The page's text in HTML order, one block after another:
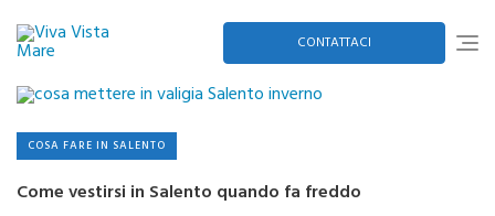
content CONTATTACI
COSA FARE IN SALENTO
Come vestirsi in Salento quando fa freddo